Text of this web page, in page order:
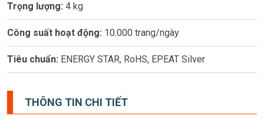
Trọng lượng: 4 kg
Công suất hoạt động: 10.000 trang/ngày
Tiêu chuẩn: ENERGY STAR, RoHS, EPEAT Silver
THÔNG TIN CHI TIẾT